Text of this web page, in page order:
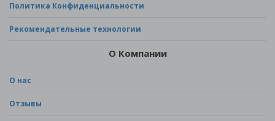
Политика Конфиденциальности
Рекомендательные технологии
О Компании
О нас
Отзывы